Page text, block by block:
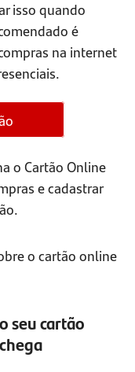
isso quando
é
na internet
o Cartão Online
e cadastrar
o cartão online
seu cartão